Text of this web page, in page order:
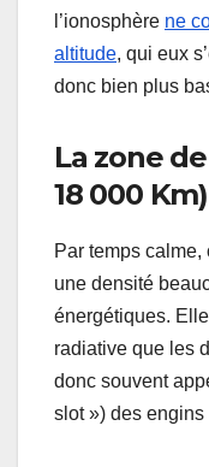
l’ionosphère ne
altitude, qui eux
donc bien plus
La zone
18 000 Km)
Par temps
une densité
énergétiques.
radiative que les
donc souvent
slot ») des engins